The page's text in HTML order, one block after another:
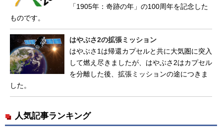
「1905年：奇跡の年」の100周年を記念した
ものです。
はやぶさ2の拡張ミッション
はやぶさ1は帰還カプセルと共に大気圏に突入
して燃え尽きましたが、はやぶさ2はカプセル
を分離した後、拡張ミッションの途につきま
した。
人気記事ランキング